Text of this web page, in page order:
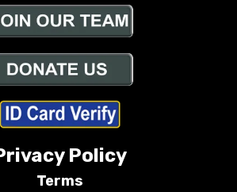
Policy
Terms